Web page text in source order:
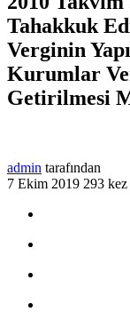
Tahakkuk
Verginin
Kurumlar
Getirilmesi
admin tarafından
7 Ekim 2019 293